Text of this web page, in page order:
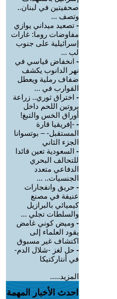
صحفيتين في لبنان..
وتصف ...
- تصعيد ميداني يوازي
مفاوضات روما: غارات
إسرائيلية على جنوب
لب ...
- انخفاض قياسي في
نهر الدانوب يكشف
ضفاف رملية ويعطل
القوارب في ...
- اختراق ثوري.. زراعة
بروتين اللحم داخل
أوراق الخس والتبغ!
- -إفريقيا قارة
المستقبل- – بوتسوانا
الجزء الثاني
- السعودية تعين قائدا
للتحالف البحري
الدفاعي متعدد
الجنسيات.. ...
- حريق وانفجارات
عنيفة في مصنع
كيميائي بالبرازيل
والسلطات تجلي ...
- وميض كوني غامض
يقود العلماء إلى
اكتشاف غير مسبوق
- حل لغز -شلال الدم-
في أنتاركتيكا
المزيد.....
احدث الأخبار المهمة